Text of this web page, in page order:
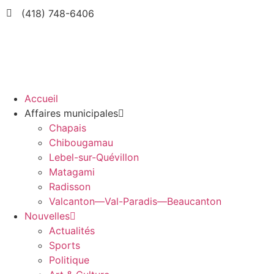
(418) 748-6406
Accueil
Affaires municipales
Chapais
Chibougamau
Lebel-sur-Quévillon
Matagami
Radisson
Valcanton—Val-Paradis—Beaucanton
Nouvelles
Actualités
Sports
Politique